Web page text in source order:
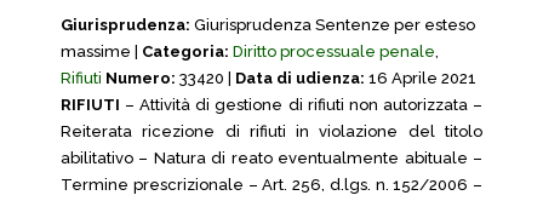
Giurisprudenza: Giurisprudenza Sentenze per esteso
massime | Categoria: Diritto processuale penale,
Rifiuti Numero: 33420 | Data di udienza: 16 Aprile 2021
RIFIUTI – Attività di gestione di rifiuti non autorizzata –
Reiterata ricezione di rifiuti in violazione del titolo
abilitativo – Natura di reato eventualmente abituale –
Termine prescrizionale – Art. 256, d.lgs. n. 152/2006 –